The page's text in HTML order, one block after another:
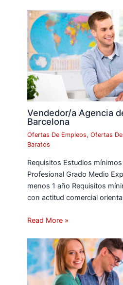
Vendedor/a Agencia
Barcelona
Ofertas De Empleos,Ofertas
Baratos
Requisitos Estudios
Profesional Grado Medio
menos 1 año Requisitos
con actitud comercial
Read More »